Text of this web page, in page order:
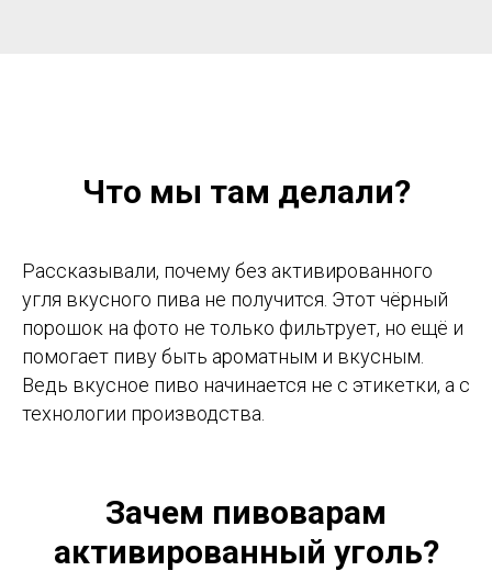
Что мы там делали?
Рассказывали, почему без активированного
угля вкусного пива не получится. Этот чёрный
порошок на фото не только фильтрует, но ещё и
помогает пиву быть ароматным и вкусным.
Ведь вкусное пиво начинается не с этикетки, а с
технологии производства.
Зачем пивоварам
активированный уголь?
© 2013-2025 Группа компаний РХС.